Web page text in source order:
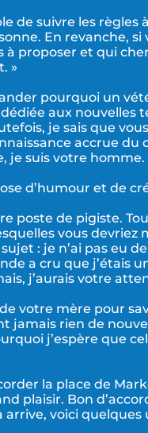
de suivre les règles
En revanche, si
à proposer et qui
»
pourquoi un
aux nouvelles
je sais que
accrue du
je suis votre homme.
d’humour et de
poste de pigiste.
vous devriez
: je n’ai pas eu
a cru que j’étais
j’aurais votre
votre mère pour
jamais rien de
j’espère que
la place de
plaisir. Bon
voici quelques